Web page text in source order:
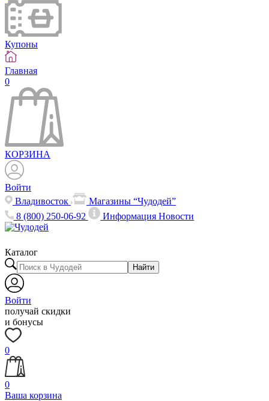
Купоны
Главная
0
КОРЗИНА
Войти
Владивосток
Магазины “Чудодей”
8 (800) 250-06-92
ИнформацияНовости
Каталог
Найти
Войти
получай скидки
и бонусы
0
0
Ваша корзина